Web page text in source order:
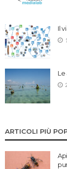
Il
Le
ARTICOLI PIÙ